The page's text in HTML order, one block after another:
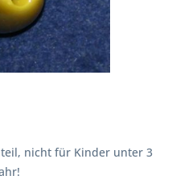
nicht für Kinder unter 3